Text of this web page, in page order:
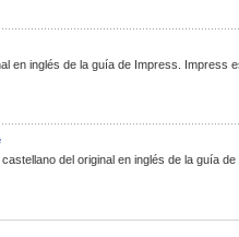
en inglés de la guía de Impress.
del original en inglés de la guía